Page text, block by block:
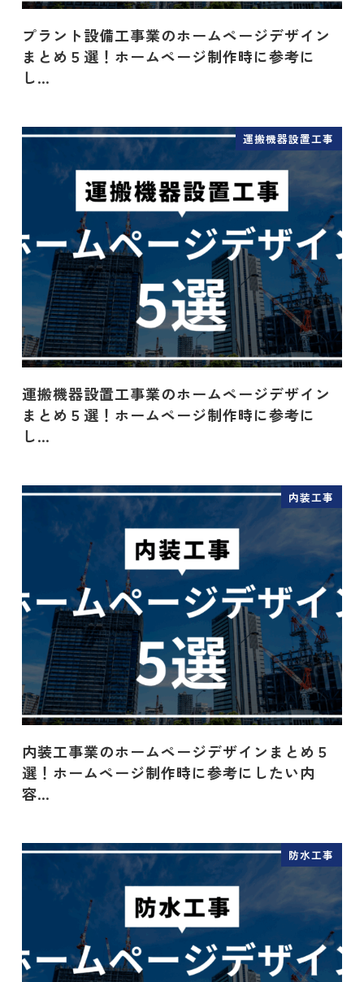
プラント設備工事業のホームページデザイン
まとめ５選！ホームページ制作時に参考に
し…
運搬機器設置工事
運搬機器設置工事業のホームページデザイン
まとめ５選！ホームページ制作時に参考に
し…
内装工事
内装工事業のホームページデザインまとめ５
選！ホームページ制作時に参考にしたい内
容…
防水工事